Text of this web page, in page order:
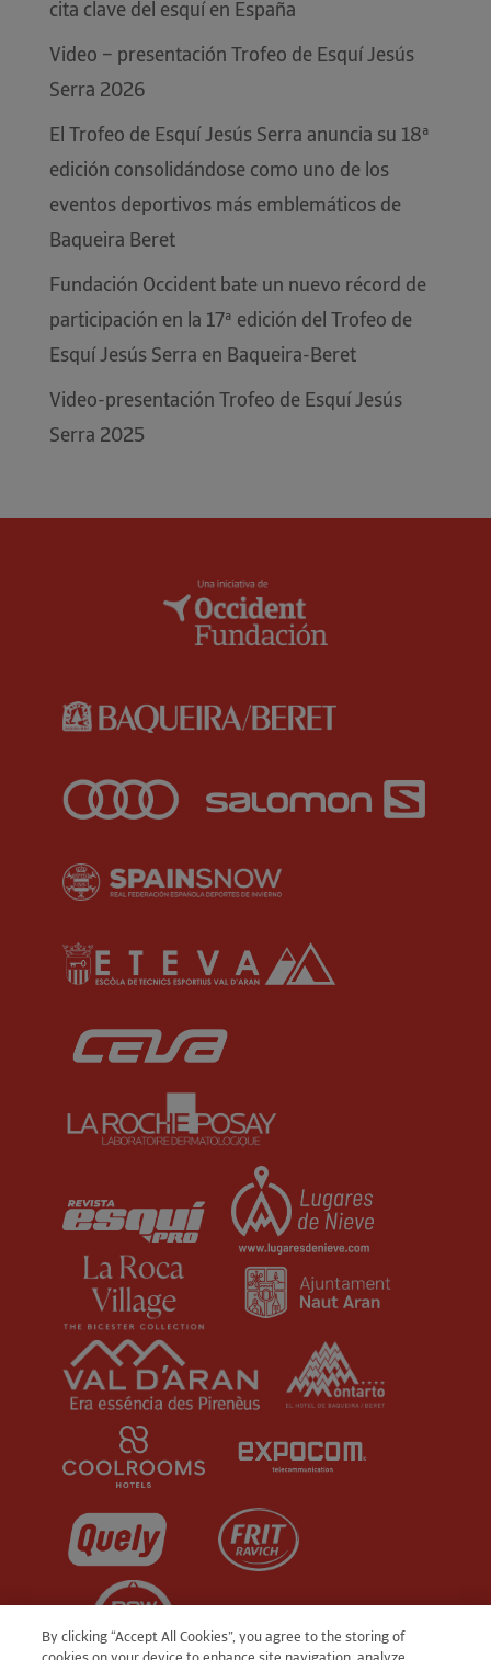
cita clave del esquí en España
Video – presentación Trofeo de Esquí Jesús
Serra 2026
El Trofeo de Esquí Jesús Serra anuncia su 18ª
edición consolidándose como uno de los
eventos deportivos más emblemáticos de
Baqueira Beret
Fundación Occident bate un nuevo récord de
participación en la 17ª edición del Trofeo de
Esquí Jesús Serra en Baqueira-Beret
Video-presentación Trofeo de Esquí Jesús
Serra 2025
By clicking “Accept All Cookies”, you agree to the storing of